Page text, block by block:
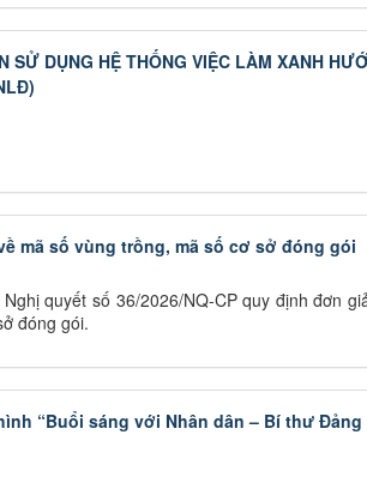
SỬ DỤNG HỆ THỐNG VIỆC LÀM XANH
mã số vùng trồng, mã số cơ sở đóng gói
quyết số 36/2026/NQ-CP quy định đơn
đóng gói.
“Buổi sáng với Nhân dân – Bí thư